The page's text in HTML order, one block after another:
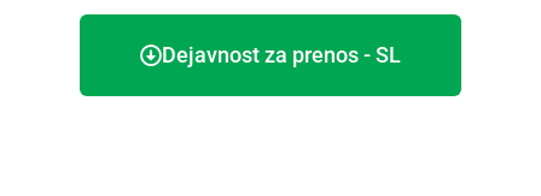
Dejavnost za prenos - SL